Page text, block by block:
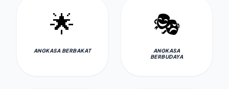
🌟
ANGKASA BERBAKAT
🎭
ANGKASA
BERBUDAYA